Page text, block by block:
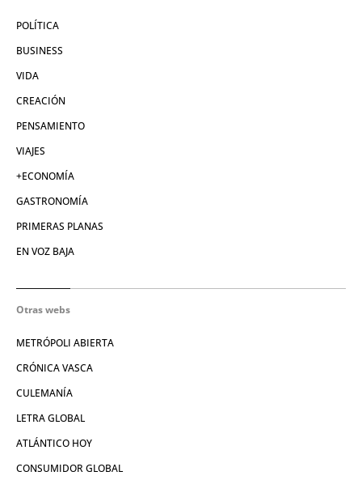
POLÍTICA
BUSINESS
VIDA
CREACIÓN
PENSAMIENTO
VIAJES
+ECONOMÍA
GASTRONOMÍA
PRIMERAS PLANAS
EN VOZ BAJA
Otras webs
METRÓPOLI ABIERTA
CRÓNICA VASCA
CULEMANÍA
LETRA GLOBAL
ATLÁNTICO HOY
CONSUMIDOR GLOBAL